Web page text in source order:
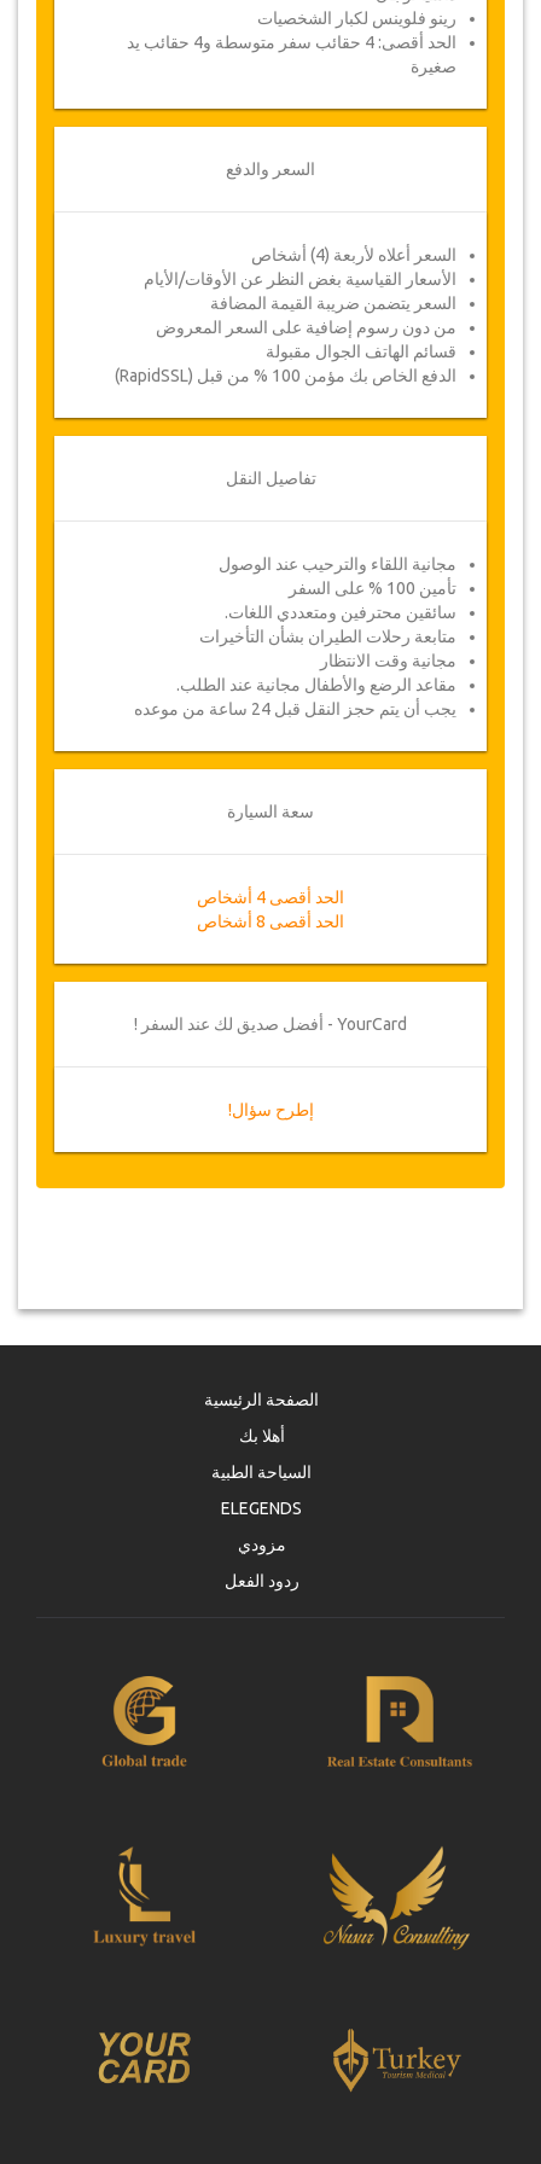
رينو فلوينس لكبار الشخصيات
الحد أقصى: 4 حقائب سفر متوسطة و4 حقائب يد
صغيرة
السعر والدفع
السعر أعلاه لأربعة (4) أشخاص
الأسعار القياسية بغض النظر عن الأوقات/الأيام
السعر يتضمن ضريبة القيمة المضافة
من دون رسوم إضافية على السعر المعروض
قسائم الهاتف الجوال مقبولة
الدفع الخاص بك مؤمن 100 % من قبل (RapidSSL)
تفاصيل النقل
مجانية اللقاء والترحيب عند الوصول
تأمين 100 % على السفر
سائقين محترفين ومتعددي اللغات.
متابعة رحلات الطيران بشأن التأخيرات
مجانية وقت الانتظار
مقاعد الرضع والأطفال مجانية عند الطلب.
يجب أن يتم حجز النقل قبل 24 ساعة من موعده
سعة السيارة
الحد أقصى 4 أشخاص
الحد أقصى 8 أشخاص
YourCard - أفضل صديق لك عند السفر !
إطرح سؤال!
الصفحة الرئيسية
أهلا بك
السياحة الطبية
ELEGENDS
مزودي
ردود الفعل